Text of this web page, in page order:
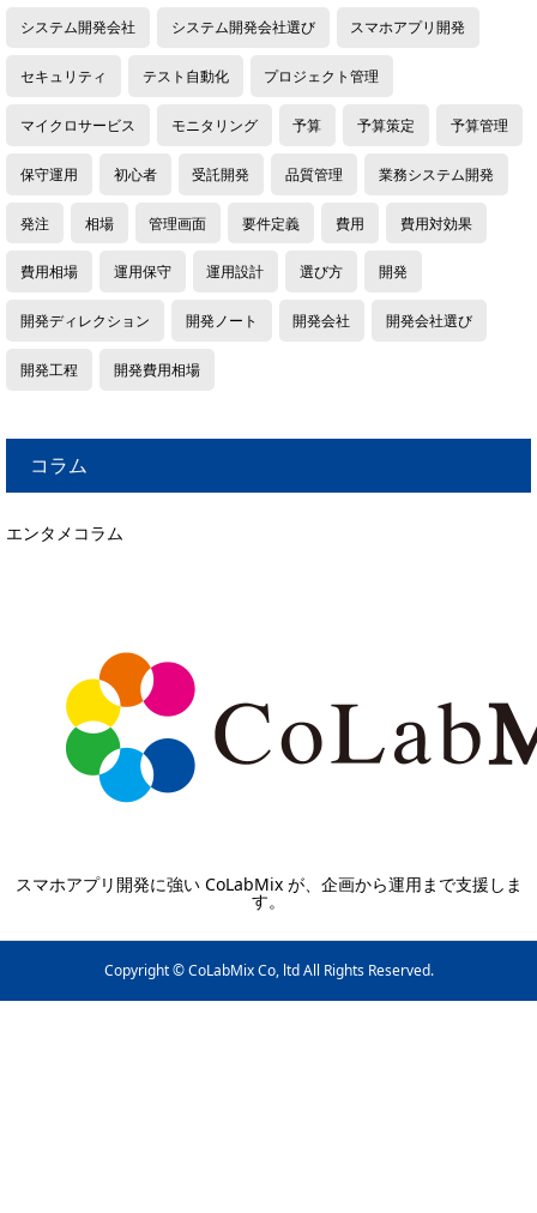
システム開発会社 システム開発会社選び スマホアプリ開発
セキュリティ テスト自動化 プロジェクト管理
マイクロサービス モニタリング 予算 予算策定 予算管理
保守運用 初心者 受託開発 品質管理 業務システム開発
発注 相場 管理画面 要件定義 費用 費用対効果
費用相場 運用保守 運用設計 選び方 開発
開発ディレクション 開発ノート 開発会社 開発会社選び
開発工程 開発費用相場
コラム
エンタメコラム
スマホアプリ開発に強い CoLabMix が、企画から運用まで支援しま
す。
Copyright © CoLabMix Co, ltd All Rights Reserved.